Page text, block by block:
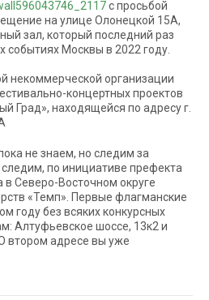
с просьбой
на улице Олонецкой 15А,
зал, который последний раз
событиях Москвы в 2022 году.
некоммерческой организации
концертных проектов
Град», находящейся по адресу г.
не знаем, но следим за
по инициативе префекта
Северо-Восточном округе
«Темп». Первые флагманские
году без всяких конкурсных
Алтуфьевское шоссе, 13к2 и
втором адресе вы уже